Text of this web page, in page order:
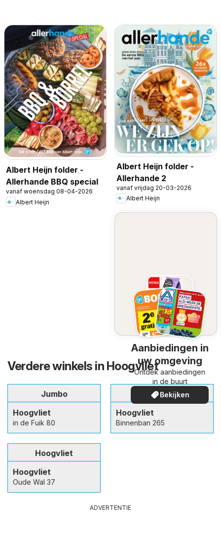
Albert Heijn folder -
Allerhande BBQ special
vanaf woensdag 08-04-2026
Albert Heijn
Albert Heijn folder -
Allerhande 2
vanaf vrijdag 20-03-2026
Albert Heijn
Aanbiedingen in
uw omgeving
Ontdek aanbiedingen
in de buurt
Bekijken
Verdere winkels in Hoogvliet
Jumbo
Hoogvliet
in de Fuik 80
Dirk
Hoogvliet
Binnenban 265
Hoogvliet
Hoogvliet
Oude Wal 37
ADVERTENTIE